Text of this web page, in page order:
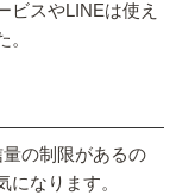
ビスやLINEは使え
量の制限があるの
なります。